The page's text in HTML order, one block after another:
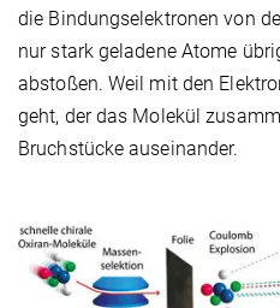
die Bindungselektronen von
nur stark geladene Atome
abstoßen. Weil mit den
geht, der das Molekül
Bruchstücke auseinander.